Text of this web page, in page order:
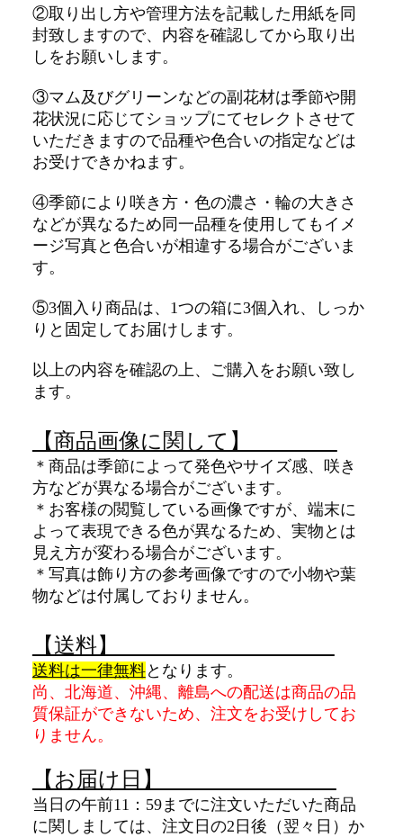
②取り出し方や管理方法を記載した用紙を同
封致しますので、内容を確認してから取り出
しをお願いします。
③マム及びグリーンなどの副花材は季節や開
花状況に応じてショップにてセレクトさせて
いただきますので品種や色合いの指定などは
お受けできかねます。
④季節により咲き方・色の濃さ・輪の大きさ
などが異なるため同一品種を使用してもイメ
ージ写真と色合いが相違する場合がございま
す。
⑤3個入り商品は、1つの箱に3個入れ、しっか
りと固定してお届けします。
以上の内容を確認の上、ご購入をお願い致し
ます。
【商品画像に関して】
＊商品は季節によって発色やサイズ感、咲き
方などが異なる場合がございます。
＊お客様の閲覧している画像ですが、端末に
よって表現できる色が異なるため、実物とは
見え方が変わる場合がございます。
＊写真は飾り方の参考画像ですので小物や葉
物などは付属しておりません。
【送料】
送料は一律無料となります。
尚、北海道、沖縄、離島への配送は商品の品
質保証ができないため、注文をお受けしてお
りません。
【お届け日】
当日の午前11：59までに注文いただいた商品
に関しましては、注文日の2日後（翌々日）か